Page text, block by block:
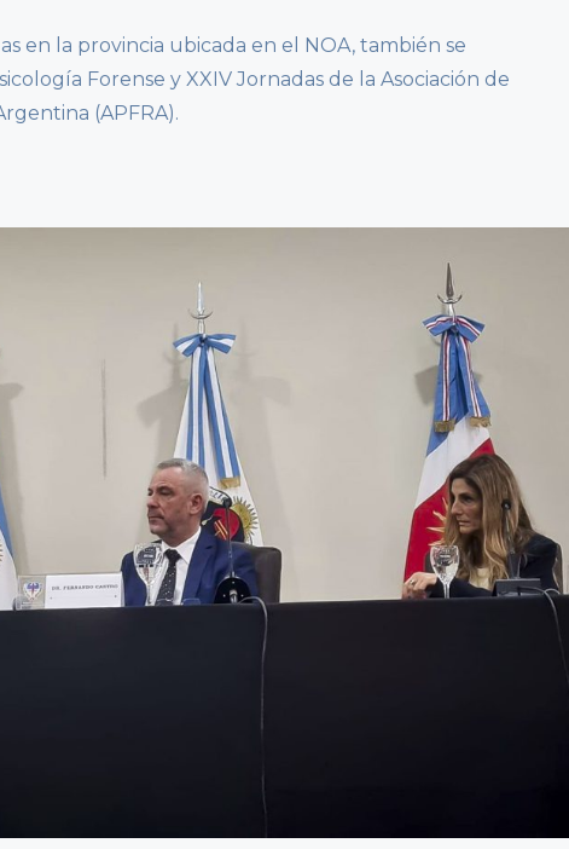
en la provincia ubicada en el NOA, también se
Forense y XXIV Jornadas de la Asociación de
(APFRA).